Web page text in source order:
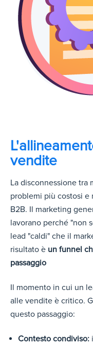
vendite
La disconnessione tra
problemi più costosi
B2B. Il marketing
lavorano perché "non
lead "caldi" che il
risultato è un funnel
passaggio
Il momento in cui un
alle vendite è critico.
questo passaggio:
Contesto condiviso: